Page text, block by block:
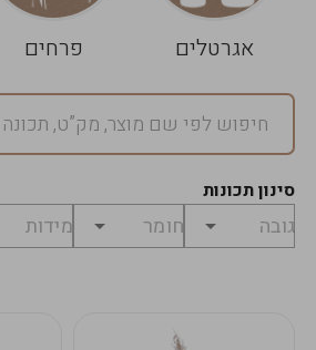
אגרטלים פרחים
סינון תכונות
במארז
מחיר
לפני
₪0